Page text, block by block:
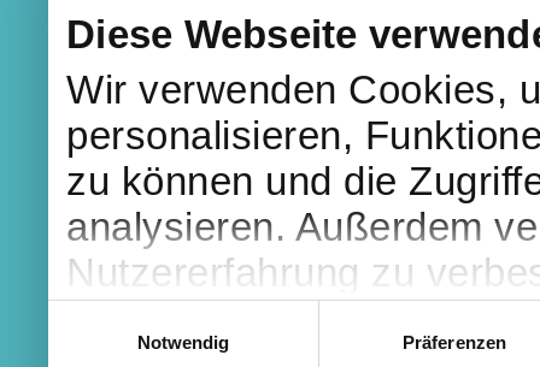
Diese Webseite
Wir verwenden Cookies,
personalisieren,
zu können und die
analysieren. Außerdem
Nutzererfahrung zu
Notwendig
Präferenzen